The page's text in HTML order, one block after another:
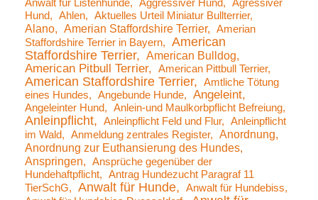
Anwalt für Listenhunde
Aggressiver Hund
Agressiver
Hund
Ahlen Aktuelles Urteil Miniatur Bullterrier
Alano Amerian Staffordshire Terrier
Amerian
Staffordshire Terrier in Bayern
American
Staffordshire Terrier
American Bulldog
American Pitbull Terrier American Pittbull Terrier
American Staffordshire Terrier
Amtliche Tötung
eines Hundes
Angebunde Hunde Angeleint
Angeleinter Hund Anlein-und Maulkorbpflicht Befreiung
Anleinpflicht Anleinpflicht Feld und Flur
Anleinpflicht
im Wald
Anmeldung zentrales Register
Anordnung
Anordnung zur Euthansierung des Hundes
Anspringen
Ansprüche gegenüber der
Hundehaftpflicht
Antrag Hundezucht Paragraf 11
TierSchG
Anwalt für Hunde
Anwalt für Hundebiss